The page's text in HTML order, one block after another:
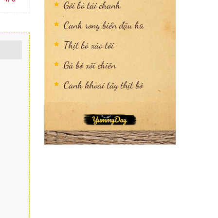
Gỏi bò tái chanh
Canh rong biển đậu hũ
Thịt bò xào tỏi
Gà bó xôi chiên
Canh khoai tây thịt bò